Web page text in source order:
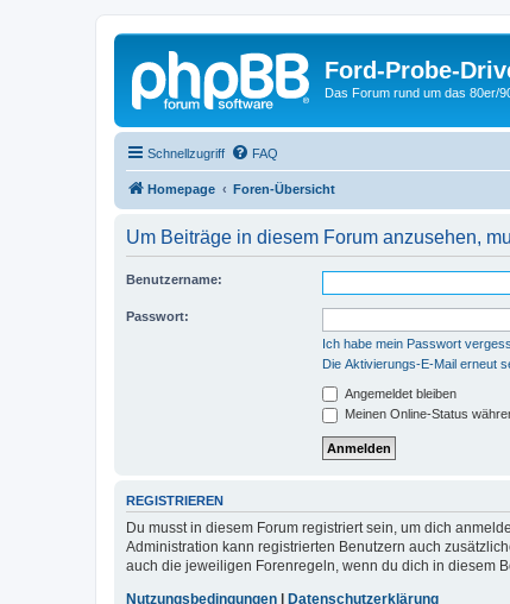
Ford-Probe-
Das Forum rund um das 80er/
Schnellzugriff FAQ
Homepage Foren-Übersicht
Um Beiträge in diesem Forum anzusehen,
Benutzername:
Passwort:
Ich habe mein Passwort
Die Aktivierungs-E-Mail erneut
Angemeldet bleiben
Meinen Online-Status
REGISTRIEREN
Du musst in diesem Forum registriert sein, um dich
Administration kann registrierten Benutzern auch
auch die jeweiligen Forenregeln, wenn du dich in diesem
Nutzungsbedingungen
Datenschutzerklärung